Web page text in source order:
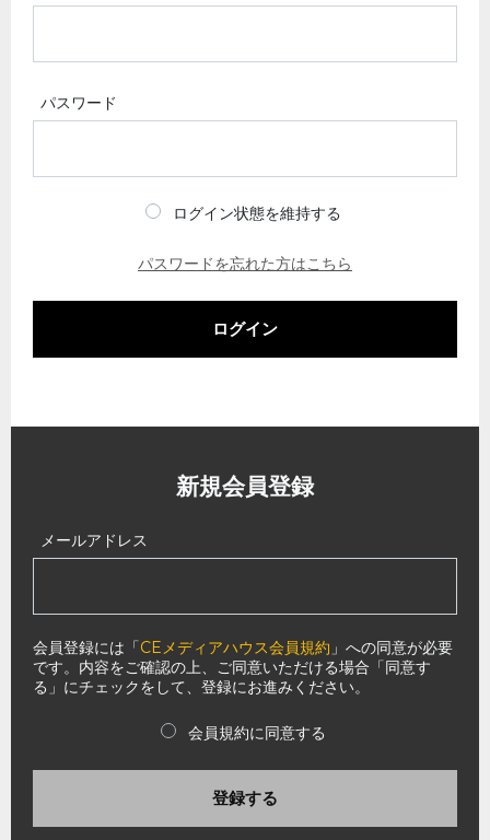
パスワード
ログイン状態を維持する
パスワードを忘れた方はこちら
ログイン
新規会員登録
メールアドレス
会員登録には「CEメディアハウス会員規約 」への同意が必要
です。内容をご確認の上、ご同意いただける場合「同意す
る」にチェックをして、登録にお進みください。
会員規約に同意する
登録する